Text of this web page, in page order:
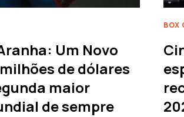
Um Novo
milhões de dólares
maior
de sempre
BOX